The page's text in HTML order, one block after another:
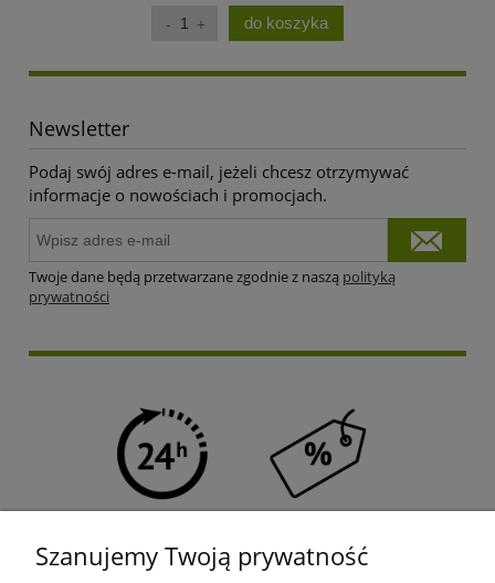
do koszyka
Newsletter
Podaj swój adres e-mail, jeżeli chcesz otrzymywać
informacje o nowościach i promocjach.
Twoje dane będą przetwarzane zgodnie z naszą polityką
prywatności
Szanujemy Twoją prywatność